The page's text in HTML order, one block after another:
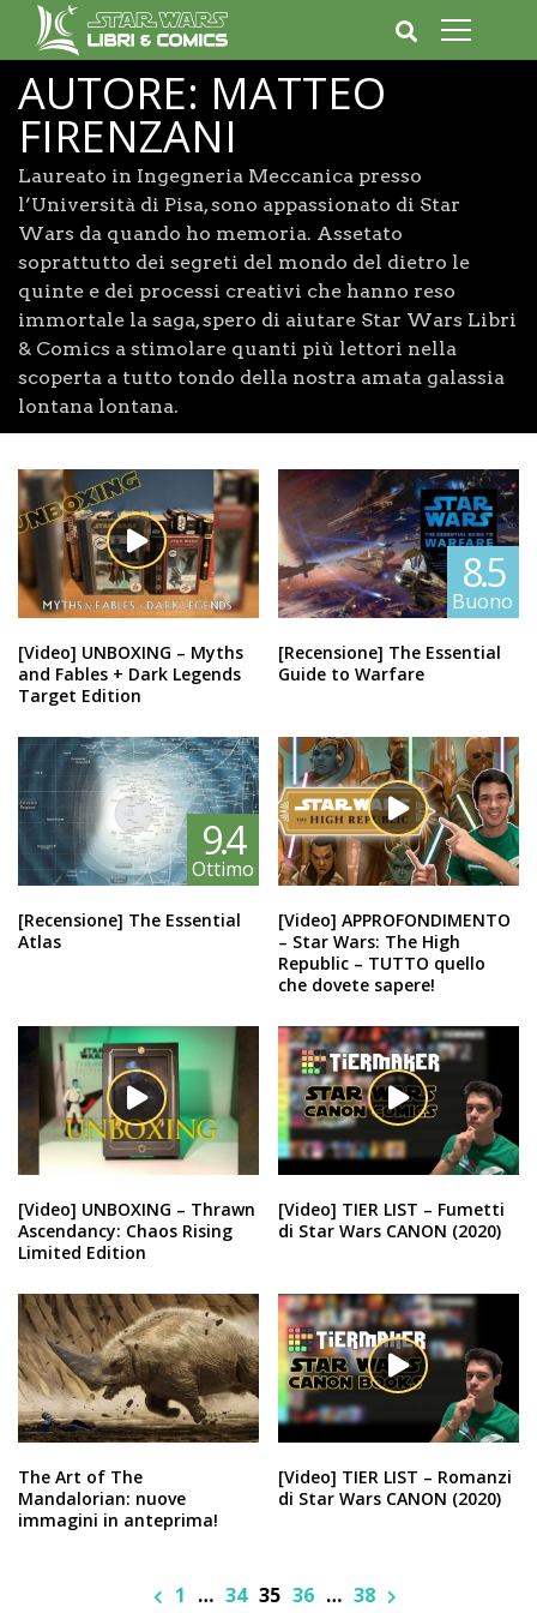
AUTORE: MATTEO
FIRENZANI
Laureato in Ingegneria Meccanica presso
l’Università di Pisa, sono appassionato di Star
Wars da quando ho memoria. Assetato
soprattutto dei segreti del mondo del dietro le
quinte e dei processi creativi che hanno reso
immortale la saga, spero di aiutare Star Wars Libri
& Comics a stimolare quanti più lettori nella
scoperta a tutto tondo della nostra amata galassia
lontana lontana.
[Video] UNBOXING – Myths
and Fables + Dark Legends
Target Edition
8.5
Buono
[Recensione] The Essential
Guide to Warfare
9.4
Ottimo
[Recensione] The Essential
Atlas
[Video] APPROFONDIMENTO
– Star Wars: The High
Republic – TUTTO quello
che dovete sapere!
[Video] UNBOXING – Thrawn
Ascendancy: Chaos Rising
Limited Edition
[Video] TIER LIST – Fumetti
di Star Wars CANON (2020)
The Art of The
Mandalorian: nuove
immagini in anteprima!
[Video] TIER LIST – Romanzi
di Star Wars CANON (2020)
1 … 34 35 36 … 38